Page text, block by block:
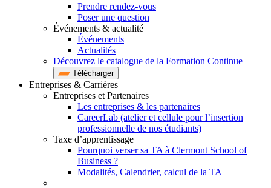
Prendre rendez-vous
Poser une question
Événements & actualité
Événements
Actualités
Découvrez le catalogue de la Formation Continue
Télécharger
Entreprises & Carrières
Entreprises et Partenaires
Les entreprises & les partenaires
CareerLab (atelier et cellule pour l’insertion
professionnelle de nos étudiants)
Taxe d’apprentissage
Pourquoi verser sa TA à Clermont School of
Business ?
Modalités, Calendrier, calcul de la TA